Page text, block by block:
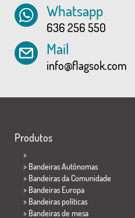
Whatsapp
636 256 550
Mail
info@flagsok.com
Produtos
>
> Bandeiras Autônomas
> Bandeiras da Comunidade
> Bandeiras Europa
> Bandeiras políticas
> Bandeiras de mesa